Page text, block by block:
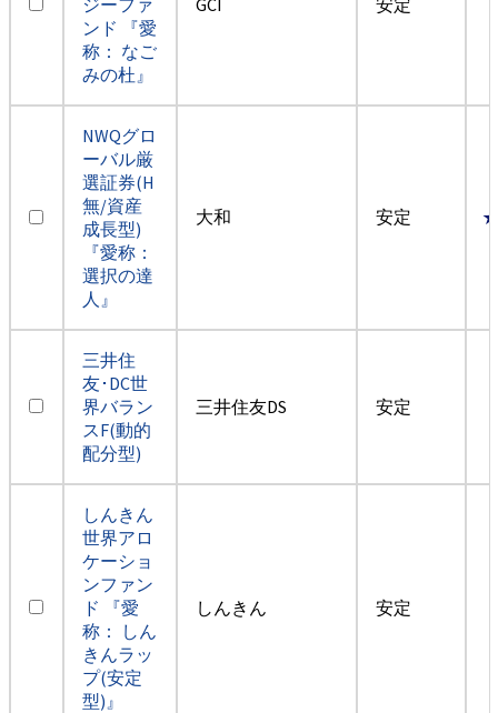
ンド 『愛
称： なご
みの杜』
NWQグロ
ーバル厳
選証券(H
無/資産
成長型)
『愛称：
選択の達
人』
大和 安定
三井住
友･DC世
界バラン
スF(動的
配分型)
三井住友DS 安定
しんきん
世界アロ
ケーショ
ンファン
ド 『愛
称： しん
きんラッ
プ(安定
型)』
しんきん 安定